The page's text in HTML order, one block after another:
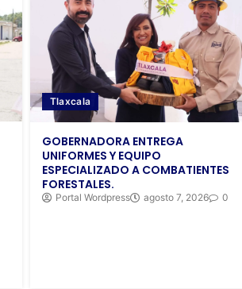
Tlaxcala
GOBERNADORA ENTREGA
UNIFORMES Y EQUIPO
ESPECIALIZADO A COMBATIENTES
FORESTALES.
Portal Wordpress agosto 7, 2026 0